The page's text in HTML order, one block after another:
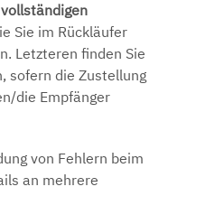
vollständigen
Sie im Rückläufer
Letzteren finden Sie
sofern die Zustellung
die Empfänger
von Fehlern beim
an mehrere